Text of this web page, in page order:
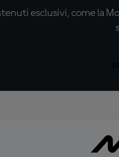
esclusivi, come la